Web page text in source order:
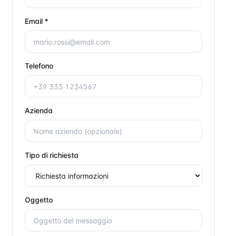
Email *
Telefono
Azienda
Tipo di richiesta
Oggetto